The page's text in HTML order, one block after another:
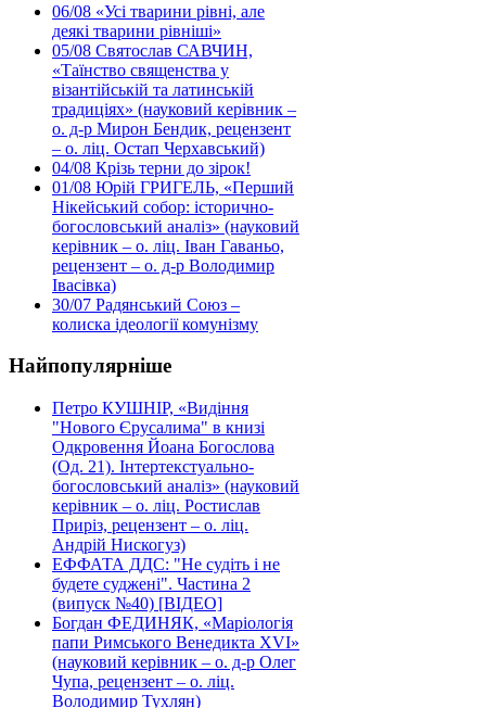
06/08 «Усі тварини рівні, але
деякі тварини рівніші»
05/08 Святослав САВЧИН,
«Таїнство священства у
візантійській та латинській
традиціях» (науковий керівник –
о. д-р Мирон Бендик, рецензент
– о. ліц. Остап Черхавський)
04/08 Крізь терни до зірок!
01/08 Юрій ГРИГЕЛЬ, «Перший
Нікейський собор: історично-
богословський аналіз» (науковий
керівник – о. ліц. Іван Гаваньо,
рецензент – о. д-р Володимир
Івасівка)
30/07 Радянський Союз –
колиска ідеології комунізму
Найпопулярніше
Петро КУШНІР, «Видіння
"Нового Єрусалима" в книзі
Одкровення Йоана Богослова
(Од. 21). Інтертекстуально-
богословський аналіз» (науковий
керівник – о. ліц. Ростислав
Приріз, рецензент – о. ліц.
Андрій Нискогуз)
ЕФФАТА ДДС: "Не судіть і не
будете суджені". Частина 2
(випуск №40) [ВІДЕО]
Богдан ФЕДИНЯК, «Маріологія
папи Римського Венедикта XVI»
(науковий керівник – о. д-р Олег
Чупа, рецензент – о. ліц.
Володимир Тухлян)